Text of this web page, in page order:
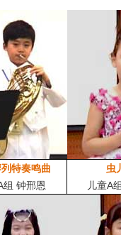
特奏鸣曲
虫
组 钟邢恩 儿童A